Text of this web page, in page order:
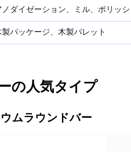
ノダイゼーション、ミル、ポリッ
パッケージ、木製パレット
の人気タイプ
ムラウンドバー